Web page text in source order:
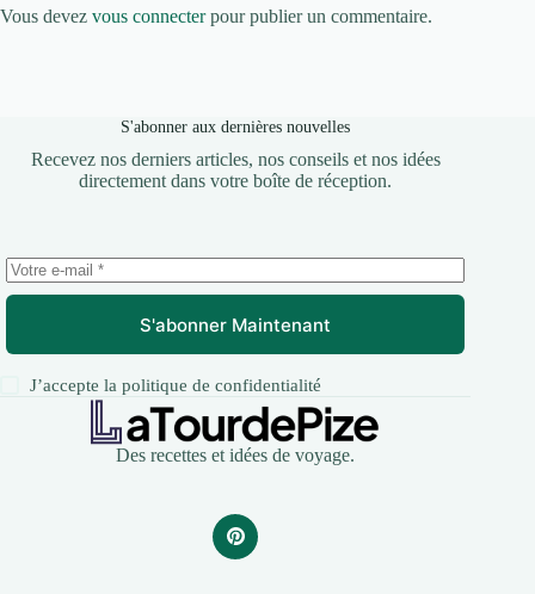
Vous devez vous connecterpour publier un commentaire.
S'abonner aux dernières nouvelles
Recevez nos derniers articles, nos conseils et nos idées
directement dans votre boîte de réception.
S'abonner Maintenant
J’accepte lapolitique de confidentialité
Des recettes et idées de voyage.